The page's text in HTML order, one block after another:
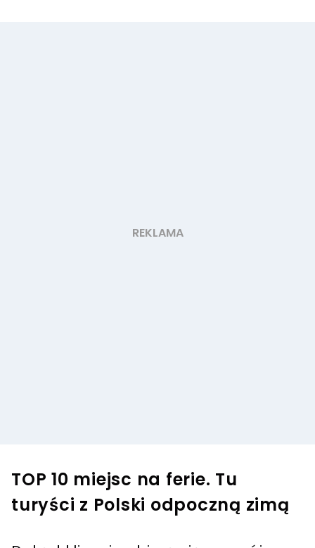
TOP 10 miejsc na ferie. Tu
turyści z Polski odpoczną zimą